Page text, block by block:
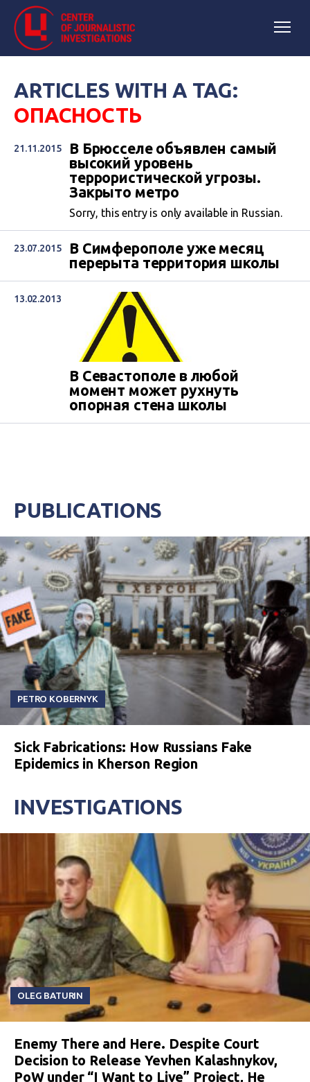
ARTICLES WITH A TAG:
ОПАСНОСТЬ
21.11.2015
В Брюсселе объявлен самый
высокий уровень
террористической угрозы.
Закрыто метро
Sorry, this entry is only available in Russian.
23.07.2015
В Симферополе уже месяц
перерыта территория школы
13.02.2013
В Севастополе в любой
момент может рухнуть
опорная стена школы
PUBLICATIONS
PETRO KOBERNYK
Sick Fabrications: How Russians Fake
Epidemics in Kherson Region
INVESTIGATIONS
OLEG BATURIN
Enemy There and Here. Despite Court
Decision to Release Yevhen Kalashnykov,
PoW under “I Want to Live” Project, He